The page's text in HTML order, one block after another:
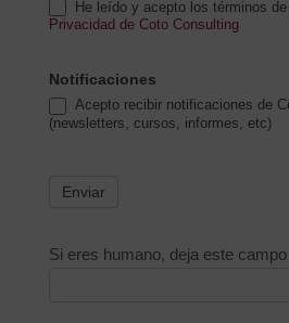
He leído y acepto los términos de
Privacidad de Coto Consulting
Notificaciones
Acepto recibir notificaciones de
(newsletters, cursos, informes, etc)
Enviar
Si eres humano, deja este